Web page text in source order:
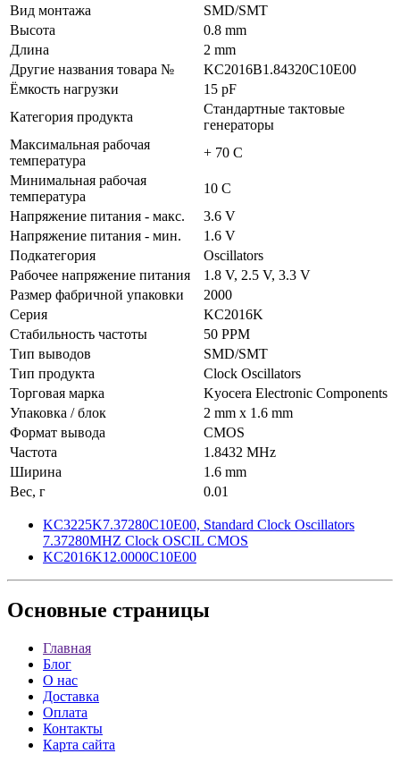
Вид монтажа
SMD/SMT
Высота
0.8 mm
Длина
2 mm
Другие названия товара №
KC2016B1.84320C10E00
Ёмкость нагрузки
15 pF
Категория продукта
Стандартные тактовые
генераторы
Максимальная рабочая
температура
+ 70 C
Минимальная рабочая
температура
10 C
Напряжение питания - макс.
3.6 V
Напряжение питания - мин.
1.6 V
Подкатегория
Oscillators
Рабочее напряжение питания
1.8 V, 2.5 V, 3.3 V
Размер фабричной упаковки
2000
Серия
KC2016K
Стабильность частоты
50 PPM
Тип выводов
SMD/SMT
Тип продукта
Clock Oscillators
Торговая марка
Kyocera Electronic Components
Упаковка / блок
2 mm x 1.6 mm
Формат вывода
CMOS
Частота
1.8432 MHz
Ширина
1.6 mm
Вес, г
0.01
KC3225K7.37280C10E00, Standard Clock Oscillators
7.37280MHZ Clock OSCIL CMOS
KC2016K12.0000C10E00
Основные страницы
Главная
Блог
О нас
Доставка
Оплата
Контакты
Карта сайта